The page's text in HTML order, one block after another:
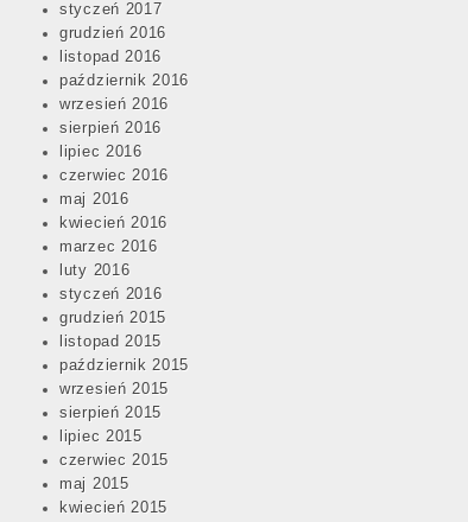
styczeń 2017
grudzień 2016
listopad 2016
październik 2016
wrzesień 2016
sierpień 2016
lipiec 2016
czerwiec 2016
maj 2016
kwiecień 2016
marzec 2016
luty 2016
styczeń 2016
grudzień 2015
listopad 2015
październik 2015
wrzesień 2015
sierpień 2015
lipiec 2015
czerwiec 2015
maj 2015
kwiecień 2015